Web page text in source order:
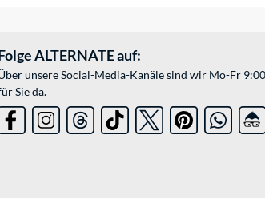
ALTERNATE auf:
unsere Social-Media-Kanäle sind wir Mo-Fr
Sie da.